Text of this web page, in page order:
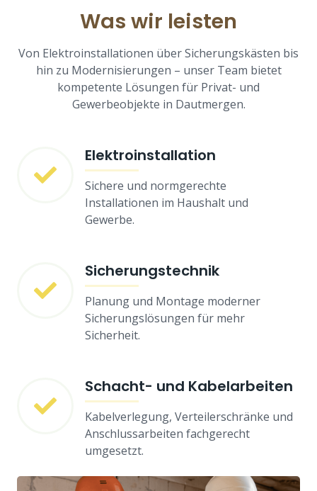
Was wir leisten
Von Elektroinstallationen über Sicherungskästen bis
hin zu Modernisierungen – unser Team bietet
kompetente Lösungen für Privat- und
Gewerbeobjekte in Dautmergen.
Elektroinstallation
Sichere und normgerechte
Installationen im Haushalt und
Gewerbe.
Sicherungstechnik
Planung und Montage moderner
Sicherungslösungen für mehr
Sicherheit.
Schacht- und Kabelarbeiten
Kabelverlegung, Verteilerschränke und
Anschlussarbeiten fachgerecht
umgesetzt.